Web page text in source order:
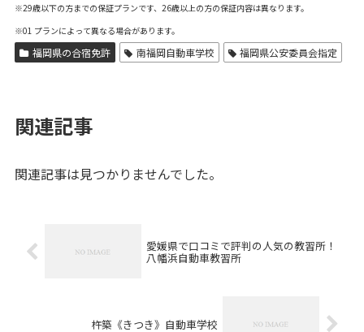
※29歳以下の方までの保証プランです、26歳以上の方の保証内容は異なります。
※01 プランによって異なる場合があります。
福岡県の合宿免許 南福岡自動車学校 福岡県公安委員会指定
関連記事
関連記事は見つかりませんでした。
愛媛県で口コミで評判の人気の教習所！
八幡浜自動車教習所
杵築《きつき》自動車学校